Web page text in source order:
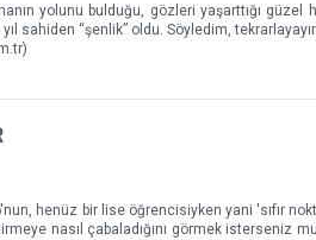
yolunu bulduğu, gözleri yaşarttığı güzel
sahiden “şenlik” oldu. Söyledim,
henüz bir lise öğrencisiyken yani 'sıfır
nasıl çabaladığını görmek isterseniz